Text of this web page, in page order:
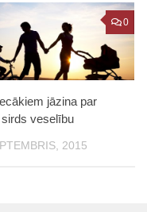
0
jāzina par
sirds veselību
2015